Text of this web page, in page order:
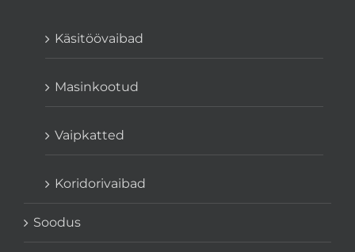
Käsitöövaibad
Masinkootud
Vaipkatted
Koridorivaibad
Soodus